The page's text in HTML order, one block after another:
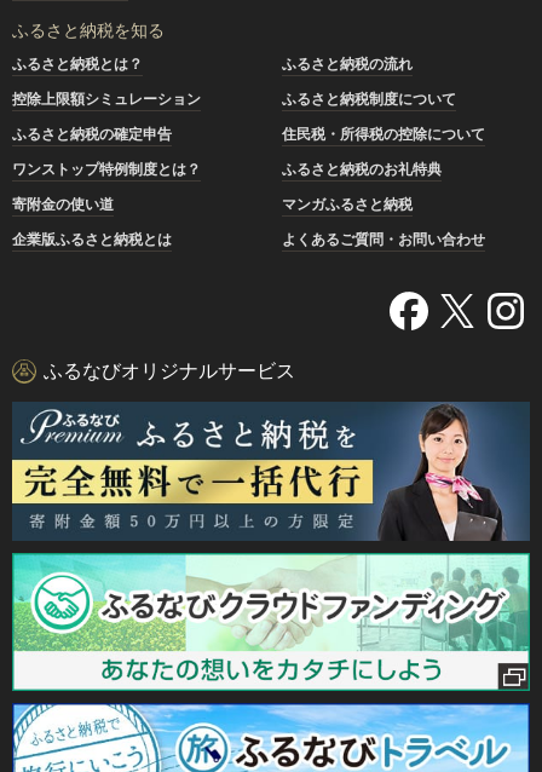
ふるさと納税を知る
ふるさと納税とは？
ふるさと納税の流れ
控除上限額シミュレーション
ふるさと納税制度について
ふるさと納税の確定申告
住民税・所得税の控除について
ワンストップ特例制度とは？
ふるさと納税のお礼特典
寄附金の使い道
マンガふるさと納税
企業版ふるさと納税とは
よくあるご質問・お問い合わせ
ふるなびオリジナルサービス